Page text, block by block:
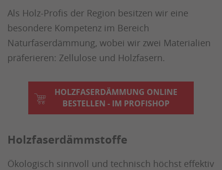
Als Holz-Profis der Region besitzen wir eine
besondere Kompetenz im Bereich
Naturfaserdämmung, wobei wir zwei Materialien
präferieren: Zellulose und Holzfasern.
HOLZFASERDÄMMUNG ONLINE
BESTELLEN - IM PROFISHOP
Holzfaserdämmstoffe
Ökologisch sinnvoll und technisch höchst effektiv